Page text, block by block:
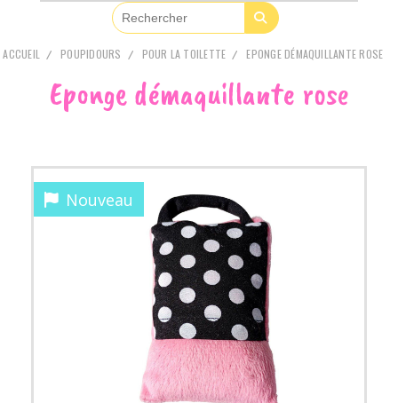
ACCUEIL POUPIDOURS POUR LA TOILETTE EPONGE DÉMAQUILLANTE ROSE
Eponge démaquillante rose
Nouveau